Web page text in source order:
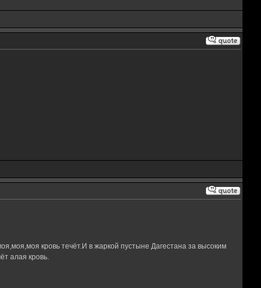
кровь течёт.И в жаркой пустыне Дагестана за высоким
алая кровь.